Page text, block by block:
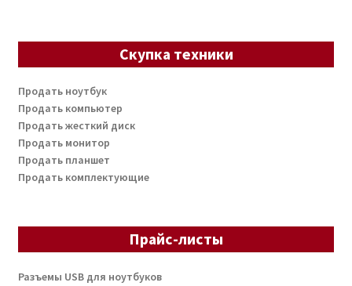
Скупка техники
Продать ноутбук
Продать компьютер
Продать жесткий диск
Продать монитор
Продать планшет
Продать комплектующие
Прайс-листы
Разъемы USB для ноутбуков